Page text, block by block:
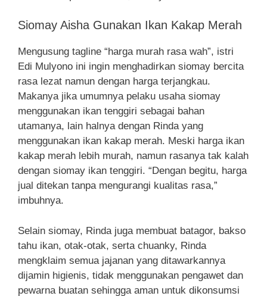
Siomay Aisha Gunakan Ikan Kakap Merah
Mengusung tagline “harga murah rasa wah”, istri
Edi Mulyono ini ingin menghadirkan siomay bercita
rasa lezat namun dengan harga terjangkau.
Makanya jika umumnya pelaku usaha siomay
menggunakan ikan tenggiri sebagai bahan
utamanya, lain halnya dengan Rinda yang
menggunakan ikan kakap merah. Meski harga ikan
kakap merah lebih murah, namun rasanya tak kalah
dengan siomay ikan tenggiri. “Dengan begitu, harga
jual ditekan tanpa mengurangi kualitas rasa,”
imbuhnya.
Selain siomay, Rinda juga membuat batagor, bakso
tahu ikan, otak-otak, serta chuanky, Rinda
mengklaim semua jajanan yang ditawarkannya
dijamin higienis, tidak menggunakan pengawet dan
pewarna buatan sehingga aman untuk dikonsumsi